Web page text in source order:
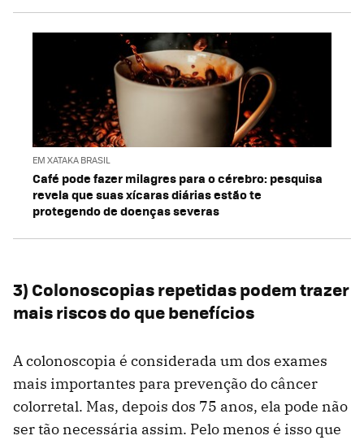
EM XATAKA BRASIL
Café pode fazer milagres para o cérebro: pesquisa
revela que suas xícaras diárias estão te
protegendo de doenças severas
3) Colonoscopias repetidas podem trazer
mais riscos do que benefícios
A colonoscopia é considerada um dos exames
mais importantes para prevenção do câncer
colorretal. Mas, depois dos 75 anos, ela pode não
ser tão necessária assim. Pelo menos é isso que